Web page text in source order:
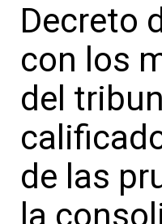
Decreto
con los
del
de las
la